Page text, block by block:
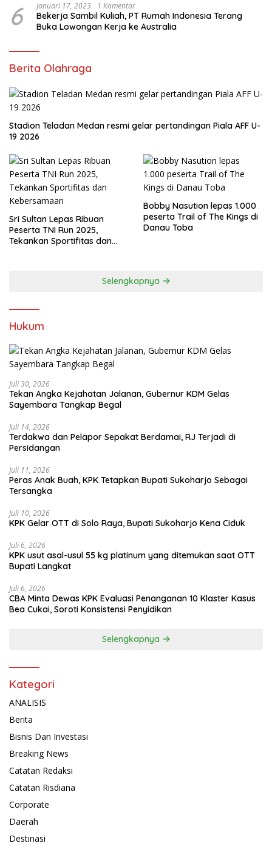
6 Januari 17, 2023 1 Komentar
Bekerja Sambil Kuliah, PT Rumah Indonesia Terang
Buka Lowongan Kerja ke Australia
Berita Olahraga
Stadion Teladan Medan resmi gelar pertandingan Piala AFF U-
19 2026
Sri Sultan Lepas Ribuan
Peserta TNI Run 2025,
Tekankan Sportifitas dan
Bobby Nasution lepas 1.000
peserta Trail of The Kings di
Danau Toba
Selengkapnya
Hukum
Juli 30, 2026
Tekan Angka Kejahatan Jalanan, Gubernur KDM Gelas
Sayembara Tangkap Begal
Juli 14, 2026
Terdakwa dan Pelapor Sepakat Berdamai, RJ Terjadi di
Persidangan
Juli 11, 2026
Peras Anak Buah, KPK Tetapkan Bupati Sukoharjo Sebagai
Tersangka
Juli 10, 2026
KPK Gelar OTT di Solo Raya, Bupati Sukoharjo Kena Ciduk
Juli 6, 2026
KPK usut asal-usul 55 kg platinum yang ditemukan saat OTT
Bupati Langkat
Juli 6, 2026
CBA Minta Dewas KPK Evaluasi Penanganan 10 Klaster Kasus
Bea Cukai, Soroti Konsistensi Penyidikan
Selengkapnya
Kategori
ANALISIS
Berita
Bisnis Dan Investasi
Breaking News
Catatan Redaksi
Catatan Risdiana
Corporate
Daerah
Destinasi